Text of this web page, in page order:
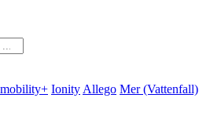
Ionity Allego Mer (Vattenfall)